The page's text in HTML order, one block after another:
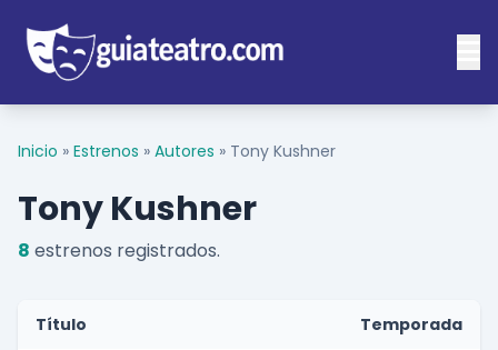
Inicio » Estrenos » Autores » Tony Kushner
Tony Kushner
8 estrenos registrados.
Título Temporada